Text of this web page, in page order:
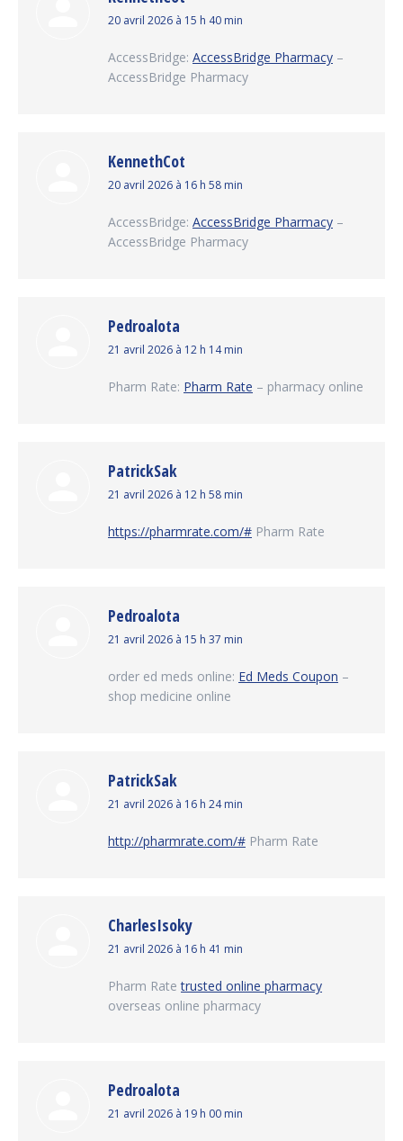
dit
20 avril 2026 à 15 h 40 min
AccessBridge: AccessBridge Pharmacy –
AccessBridge Pharmacy
KennethCot
dit
20 avril 2026 à 16 h 58 min
AccessBridge: AccessBridge Pharmacy –
AccessBridge Pharmacy
Pedroalota
dit
21 avril 2026 à 12 h 14 min
Pharm Rate: Pharm Rate – pharmacy online
PatrickSak
dit
21 avril 2026 à 12 h 58 min
https://pharmrate.com/# Pharm Rate
Pedroalota
dit
21 avril 2026 à 15 h 37 min
order ed meds online: Ed Meds Coupon –
shop medicine online
PatrickSak
dit
21 avril 2026 à 16 h 24 min
http://pharmrate.com/# Pharm Rate
CharlesIsoky
dit
21 avril 2026 à 16 h 41 min
Pharm Ratetrusted online pharmacy
overseas online pharmacy
Pedroalota
dit
21 avril 2026 à 19 h 00 min